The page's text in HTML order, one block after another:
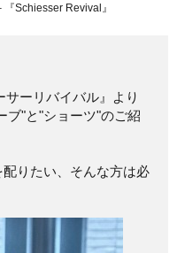
Schiesser Revival』
サーリバイバル』より
ブ"と"ショーツ"のご紹
りたい、そんな方は必